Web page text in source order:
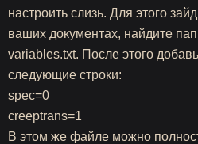
настроить слизь. Для этого
ваших документах, найдите
variables.txt. После этого
следующие строки:
spec=0
creeptrans=1
В этом же файле можно